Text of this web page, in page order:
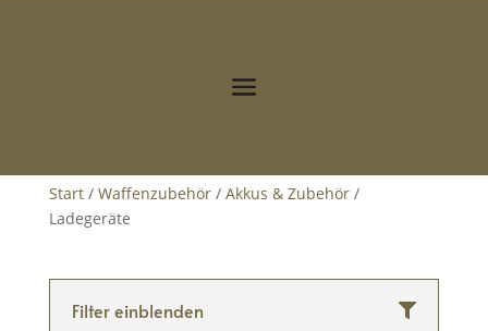
Start/ Waffenzubehör/ Akkus & Zubehör/
Ladegeräte
Filter einblenden